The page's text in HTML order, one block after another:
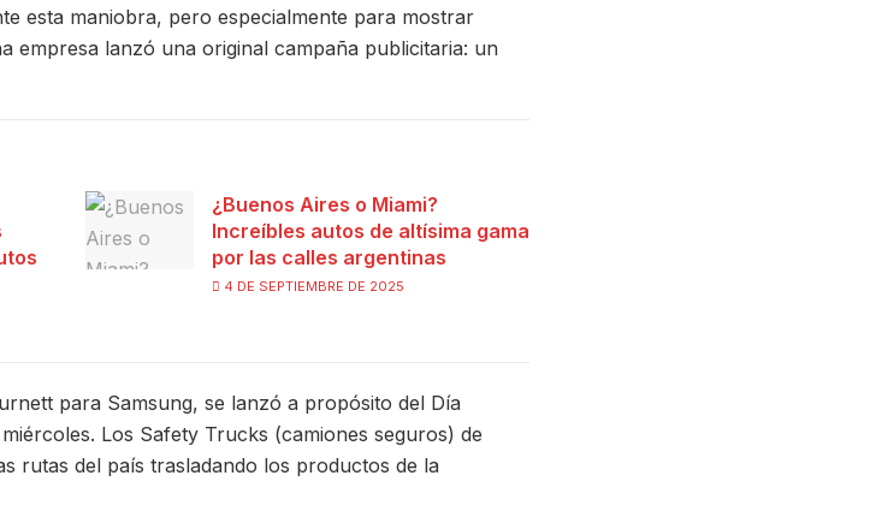
esta maniobra, pero especialmente para mostrar
empresa lanzó una original campaña publicitaria: un
¿Buenos Aires o Miami?
Increíbles autos de altísima gama
por las calles argentinas
4 DE SEPTIEMBRE DE 2025
para Samsung, se lanzó a propósito del Día
Los Safety Trucks (camiones seguros) de
rutas del país trasladando los productos de la